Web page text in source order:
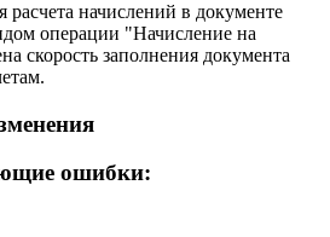
начислений в документе
операции "Начисление на
скорость заполнения документа
ошибки: